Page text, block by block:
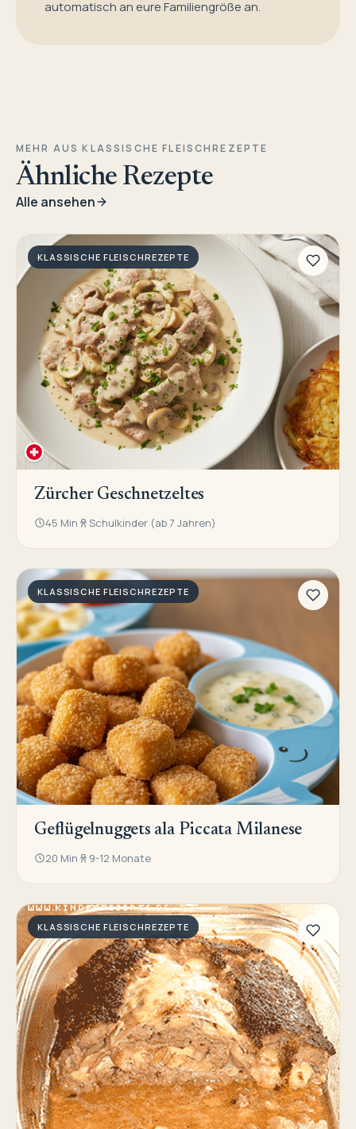
automatisch an eure Familiengröße an.
MEHR AUS KLASSISCHE FLEISCHREZEPTE
Ähnliche Rezepte
Alle ansehen
KLASSISCHE FLEISCHREZEPTE
Zürcher Geschnetzeltes
45 Min Schulkinder (ab 7 Jahren)
KLASSISCHE FLEISCHREZEPTE
Geflügelnuggets ala Piccata Milanese
20 Min 9-12 Monate
KLASSISCHE FLEISCHREZEPTE